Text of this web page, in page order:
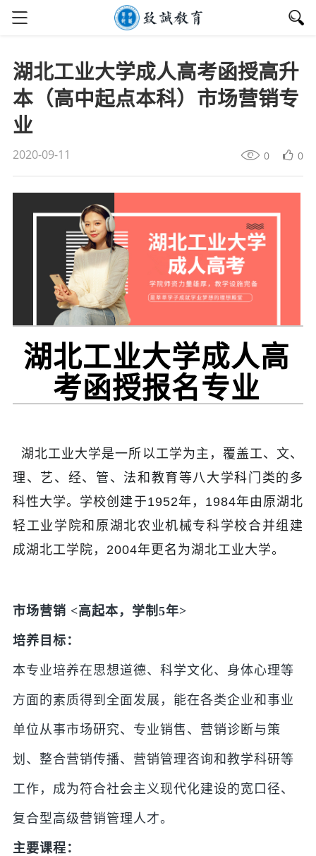
湖北工业大学成人高考函授高升
本（高中起点本科）市场营销专
业
2020-09-11 0 0
湖北工业大学成人高
考函授报名专业
湖北工业大学是一所以工学为主，覆盖工、文、
理、艺、经、管、法和教育等八大学科门类的多
科性大学。学校创建于1952年，1984年由原湖北
轻工业学院和原湖北农业机械专科学校合并组建
成湖北工学院，2004年更名为湖北工业大学。
市场营销 <高起本，学制5年>
培养目标：
本专业培养在思想道德、科学文化、身体心理等
方面的素质得到全面发展，能在各类企业和事业
单位从事市场研究、专业销售、营销诊断与策
划、整合营销传播、营销管理咨询和教学科研等
工作，成为符合社会主义现代化建设的宽口径、
复合型高级营销管理人才。
主要课程：